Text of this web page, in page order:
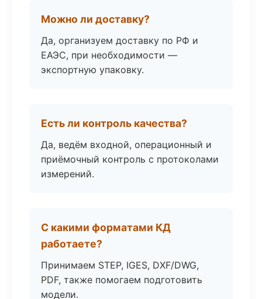
Можно ли доставку?
Да, организуем доставку по РФ и
ЕАЭС, при необходимости —
экспортную упаковку.
Есть ли контроль качества?
Да, ведём входной, операционный и
приёмочный контроль с протоколами
измерений.
С какими форматами КД
работаете?
Принимаем STEP, IGES, DXF/DWG,
PDF, также помогаем подготовить
модели.